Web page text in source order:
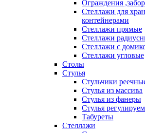
Ограждения
Стеллажи для
контейнерами
Стеллажи прямые
Стеллажи
Стеллажи с
Стеллажи угловые
Столы
Стулья
Стульчики
Стулья из массива
Стулья из фанеры
Стулья
Табуреты
Стеллажи